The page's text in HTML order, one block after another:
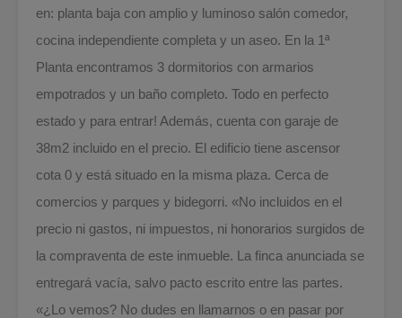
en: planta baja con amplio y luminoso salón comedor,
cocina independiente completa y un aseo. En la 1ª
Planta encontramos 3 dormitorios con armarios
empotrados y un baño completo. Todo en perfecto
estado y para entrar! Además, cuenta con garaje de
38m2 incluido en el precio. El edificio tiene ascensor
cota 0 y está situado en la misma plaza. Cerca de
comercios y parques y bidegorri. «No incluidos en el
precio ni gastos, ni impuestos, ni honorarios surgidos de
la compraventa de este inmueble. La finca anunciada se
entregará vacía, salvo pacto escrito entre las partes.
«¿Lo vemos? No dudes en llamarnos o en pasar por